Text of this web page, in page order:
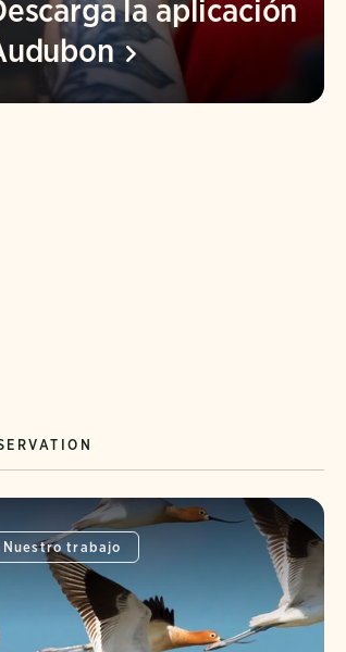
la aplicación
Nuestro trabajo